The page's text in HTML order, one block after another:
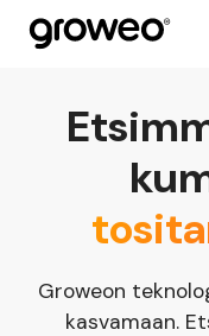
Siirry
sisältöön
Groweon
kasvamaan.